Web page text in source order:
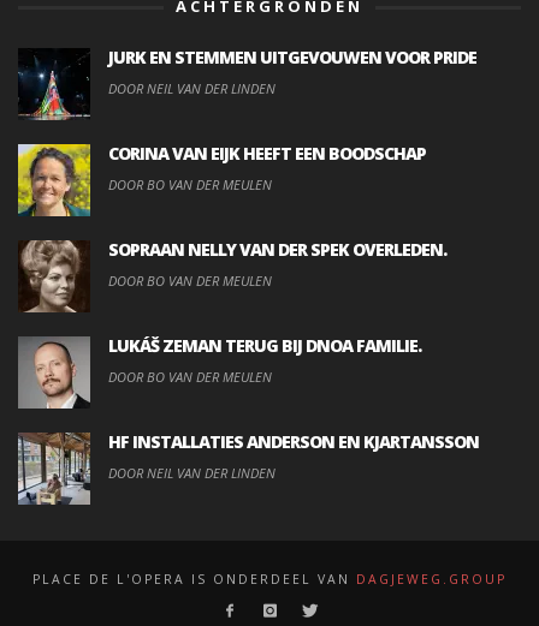
ACHTERGRONDEN
JURK EN STEMMEN UITGEVOUWEN VOOR PRIDE
DOOR NEIL VAN DER LINDEN
CORINA VAN EIJK HEEFT EEN BOODSCHAP
DOOR BO VAN DER MEULEN
SOPRAAN NELLY VAN DER SPEK OVERLEDEN.
DOOR BO VAN DER MEULEN
LUKÁŠ ZEMAN TERUG BIJ DNOA FAMILIE.
DOOR BO VAN DER MEULEN
HF INSTALLATIES ANDERSON EN KJARTANSSON
DOOR NEIL VAN DER LINDEN
PLACE DE L'OPERA IS ONDERDEEL VAN DAGJEWEG.GROUP